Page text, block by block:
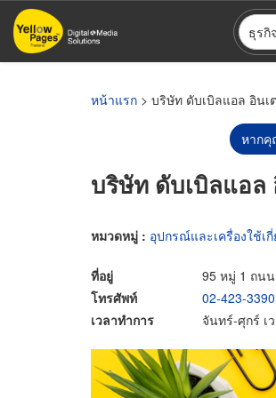
ข้าม
ไป
ธุรกิจ
หน้าแรก > บริษัท ดับเบิลแอล อินเ
หากคุ
บริษัท ดับเบิลแอล
หมวดหมู่ : อุปกรณ์และเครื่องใช้เ
ที่อยู่
95 หมู่ 1 ถน
โทรศัพท์
02-423-3390
เวลาทำการ
จันทร์-ศุกร์ เ